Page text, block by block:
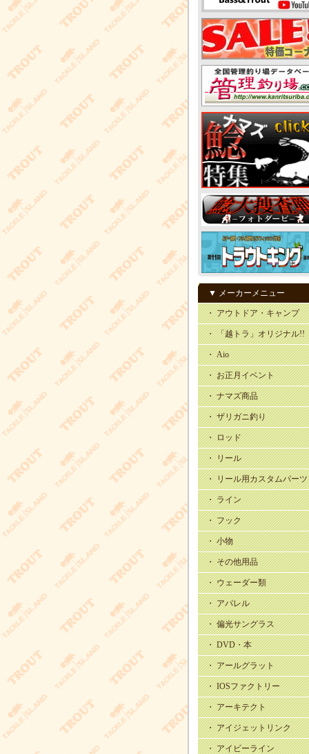
▼ メーカーメニュー
・ アウトドア・キャンプ
・ 「越トラ」オリジナル!!
・ Aio
・ お正月イベント
・ ナマズ商品
・ ザリガニ釣り
・ ロッド
・ リール
・ リール用カスタムパーツ
・ ライン
・ フック
・ 小物
・ その他用品
・ ウェーダー類
・ アパレル
・ 偏光サングラス
・ DVD・本
・ アールグラット
・ IOSファクトリー
・ アーキテクト
・ アイジェットリンク
・ アイビーライン